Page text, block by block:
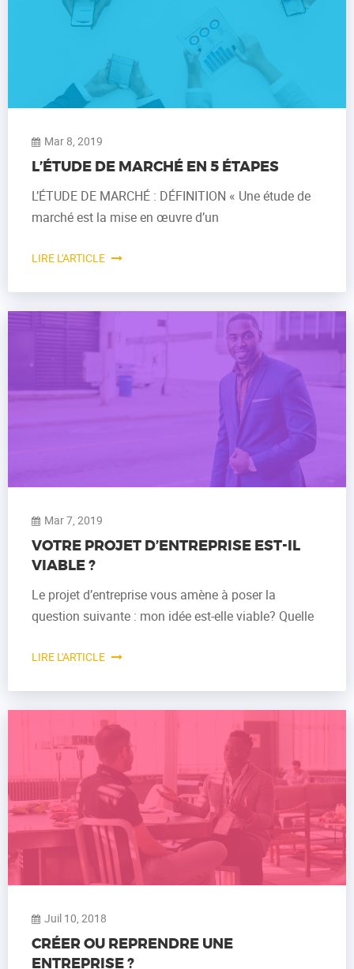
Mar 8, 2019
L’ÉTUDE DE MARCHÉ EN 5 ÉTAPES
L’ÉTUDE DE MARCHÉ : DÉFINITION « Une étude de
marché est la mise en œuvre d’un
LIRE L'ARTICLE
Mar 7, 2019
VOTRE PROJET D’ENTREPRISE EST-IL
VIABLE ?
Le projet d’entreprise vous amène à poser la
question suivante : mon idée est-elle viable? Quelle
LIRE L'ARTICLE
Juil 10, 2018
CRÉER OU REPRENDRE UNE
ENTREPRISE ?